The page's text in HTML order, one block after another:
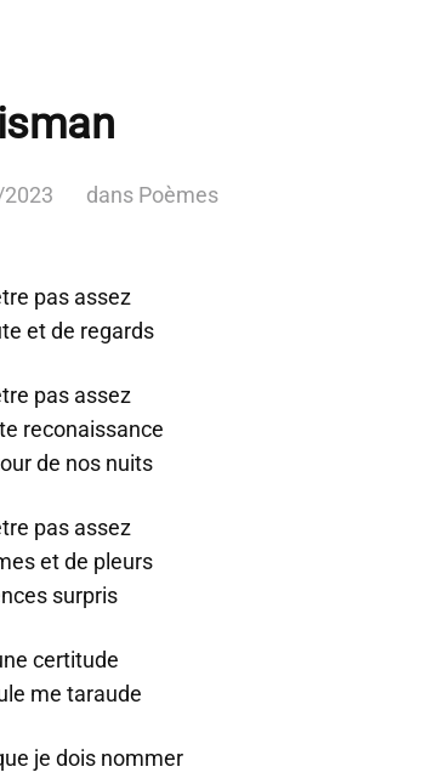
dans Poèmes
pas assez
et de regards
pas assez
reconaissance
de nos nuits
pas assez
et de pleurs
surpris
certitude
me taraude
je dois nommer